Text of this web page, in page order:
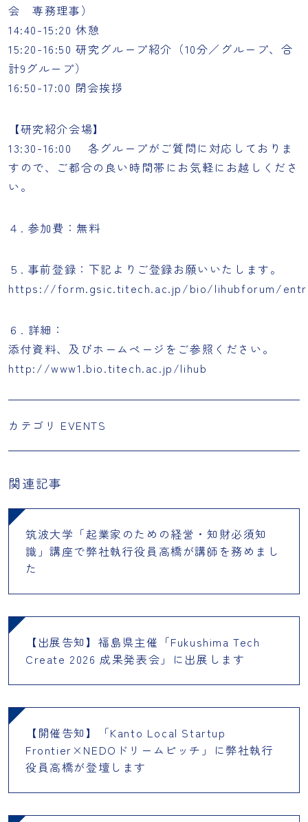
会 専務理事）
14:40-15:20 休憩
15:20-16:50 研究グループ紹介（10分／グループ、合
計9グループ）
16:50-17:00 閉会挨拶
【研究紹介会場】
13:30-16:00 各グループがご質問に対応しておりま
すので、ご都合の良い時間帯にお気軽にお越しくださ
い。
４. 参加費：無料
５. 事前登録：下記よりご登録お願いいたします。
https://form.gsic.titech.ac.jp/bio/lihubforum/
６. 詳細：
添付資料、及びホームページをご参照ください。
http://www1.bio.titech.ac.jp/lihub
カテゴリ EVENTS
関連記事
筑波大学「起業家のための経営・知財必須知
識」講座で弊社執行役員高橋が講師を務めまし
た
【出展告知】福島県主催「Fukushima Tech
Create 2026 成果発表会」に出展します
【開催告知】「Kanto Local Startup
Frontier×NEDOドリームピッチ」に弊社執行
役員高橋が登壇します